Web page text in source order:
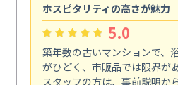
ホスピタリティの高さが魅力
5.0
築年数の古いマンションで、
がひどく、市販品では限界が
スタッフの方は、事前説明か